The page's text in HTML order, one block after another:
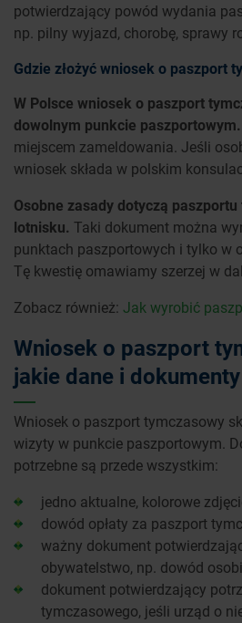
potwierdzający powód wydania
np. pilny wyjazd, chorobę, sprawy
Gdzie złożyć wniosek o paszport
W Polsce wniosek o paszport
dowolnym punkcie paszportowym.
miejscem zameldowania. Jeśli
wniosek składa w polskim
Osobne zasady dotyczą
lotnisku. Taki dokument można
punktach paszportowych i tylko w
Tę kwestię omawiamy szerzej w
Zobacz również: Jak wyrobić
Wniosek o paszport
jakie dane i
Wniosek o paszport tymczasowy
wizyty w punkcie paszportowym.
potrzebne są przede wszystkim:
jedno aktualne, kolorowe
dowód opłaty za paszport
ważny dokument
obywatelstwo, np. dowód
dokument potwierdzający
tymczasowego, jeśli urząd o